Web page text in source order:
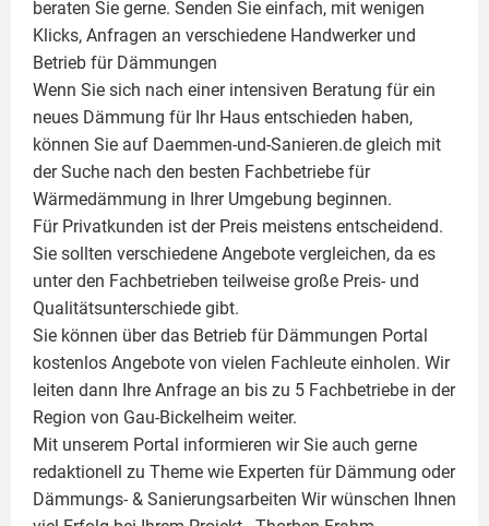
beraten Sie gerne. Senden Sie einfach, mit wenigen
Klicks, Anfragen an verschiedene Handwerker und
Betrieb für Dämmungen
Wenn Sie sich nach einer intensiven Beratung für ein
neues Dämmung für Ihr Haus entschieden haben,
können Sie auf Daemmen-und-Sanieren.de gleich mit
der Suche nach den besten Fachbetriebe für
Wärmedämmung in Ihrer Umgebung beginnen.
Für Privatkunden ist der Preis meistens entscheidend.
Sie sollten verschiedene Angebote vergleichen, da es
unter den Fachbetrieben teilweise große Preis- und
Qualitätsunterschiede gibt.
Sie können über das Betrieb für Dämmungen Portal
kostenlos Angebote von vielen Fachleute einholen. Wir
leiten dann Ihre Anfrage an bis zu 5 Fachbetriebe in der
Region von Gau-Bickelheim weiter.
Mit unserem Portal informieren wir Sie auch gerne
redaktionell zu Theme wie Experten für Dämmung oder
Dämmungs- & Sanierungsarbeiten Wir wünschen Ihnen